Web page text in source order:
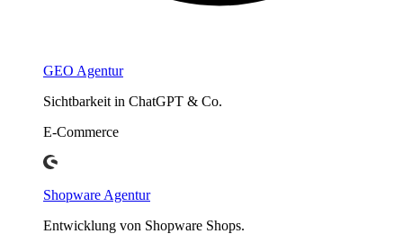
GEO Agentur
Sichtbarkeit in ChatGPT & Co.
E-Commerce
Shopware Agentur
Entwicklung von Shopware Shops.